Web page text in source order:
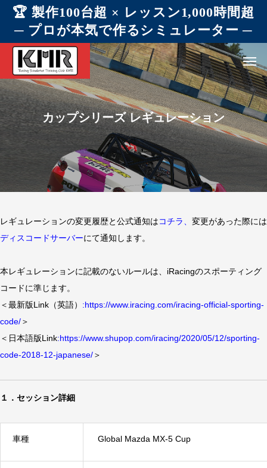
🏆 製作100台超 × レッスン1,000時間超
─ プロが本気で作るシミュレーター ─
カップシリーズ レギュレーション
レギュレーションの変更履歴と公式通知はコチラ
変更があった際には
ディスコードサーバーにて通知します。
本レギュレーションに記載のないルールは、iRacingのスポーティング
コードに準じます。
＜最新版Link（英語） :https://www.iracing.com/iracing-official-sporting-
code/＞
＜日本語版Link:https://www.shupop.com/iracing/2020/05/12/sporting-
code-2018-12-japanese/＞
１．セッション詳細
車種 Global Mazda MX-5 Cup